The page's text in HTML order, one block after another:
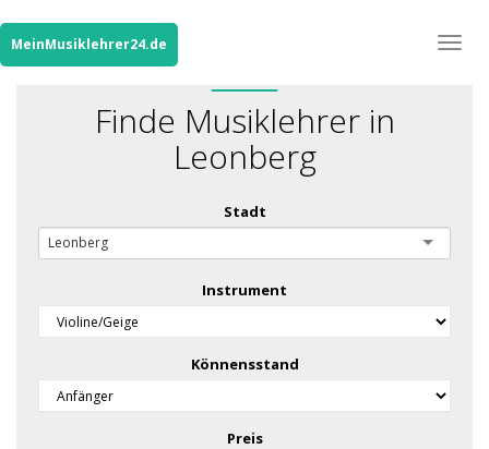
MeinMusiklehrer24.de
Finde Musiklehrer in
Leonberg
Stadt
Leonberg
Instrument
Könnensstand
Preis